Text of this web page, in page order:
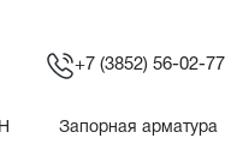
+7 (3852) 56-02-77
Запорная арматура